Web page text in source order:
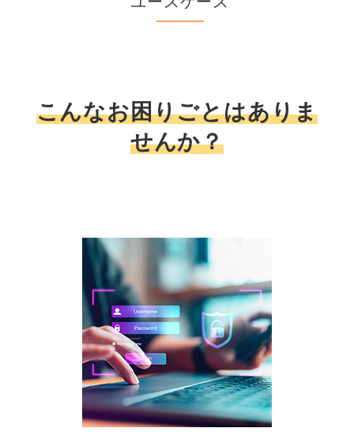
こんなお困りごとはありま
せんか？